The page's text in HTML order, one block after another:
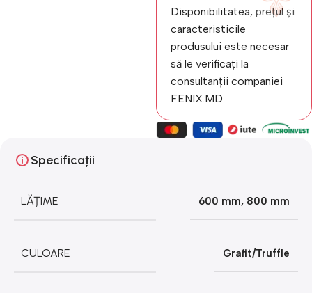
Disponibilitatea, prețul și
caracteristicile
produsului este necesar
să le verificați la
consultanții companiei
FENIX.MD
Specificații
LĂȚIME 600 mm, 800 mm
CULOARE Grafit/Truffle